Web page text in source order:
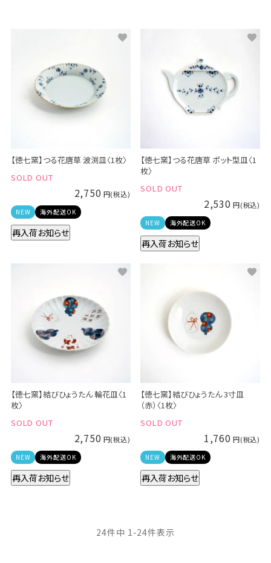
【徳七窯】つる花唐草 波渕皿〈1枚〉
SOLD OUT
2,750
NEW 海外配送OK
再入荷お知らせ
【徳七窯】つる花唐草 ポット型皿〈1
枚〉
SOLD OUT
2,530
NEW 海外配送OK
再入荷お知らせ
【徳七窯】結びひょうたん 輪花皿〈1
枚〉
SOLD OUT
2,750
NEW 海外配送OK
再入荷お知らせ
【徳七窯】結びひょうたん 3寸皿
（赤）〈1枚〉
SOLD OUT
1,760
NEW 海外配送OK
再入荷お知らせ
24件中 1 -24件表示